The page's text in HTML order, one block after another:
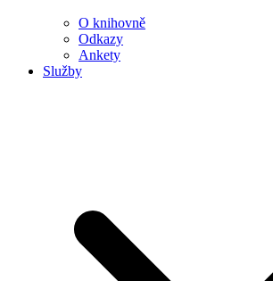
O knihovně
Odkazy
Ankety
Služby